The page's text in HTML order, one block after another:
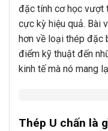
đặc tính cơ học vượt
cực kỳ hiệu quả. Bài
hơn về loại thép đặc
điểm kỹ thuật đến
kinh tế mà nó mang
Thép U chấn là